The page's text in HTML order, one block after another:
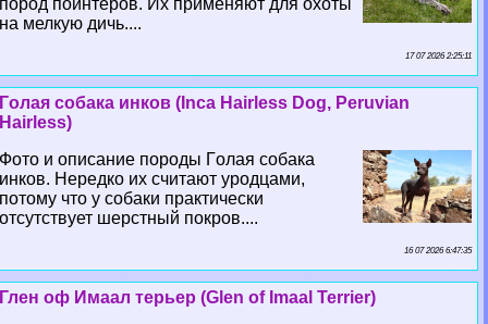
пород пойнтеров. Их применяют для охоты
на мелкую дичь....
17 07 2026 2:25:11
Гoлая собака инков (Inca Hairless Dog, Peruvian
Hairless)
Фото и описание породы Гoлая собака
инков. Нередко их считают уpoдцами,
потому что у собаки пpaктически
отсутствует шерстный покров....
16 07 2026 6:47:35
Глен оф Имаал терьер (Glen of Imaal Terrier)